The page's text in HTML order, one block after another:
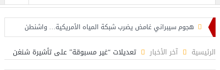
هجوم سيبراني غامض يضرب شبكة المياه الأمريكية… واشنطن
تحقق في صلة محتملة بإيران
الرئيسية آخر الأخبار تعديلات “غير مسبوقة” على تأشيرة شنغن